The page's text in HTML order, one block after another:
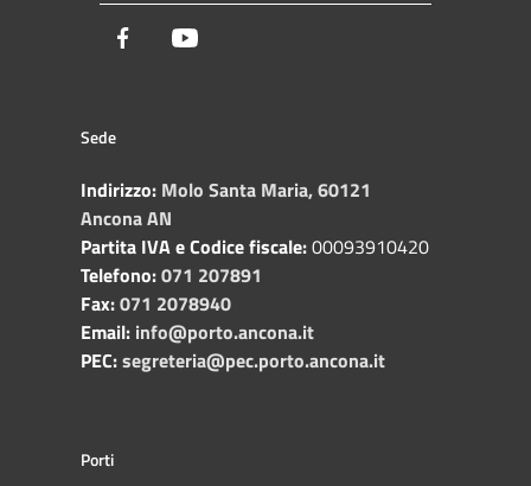
Facebook
Sede
Indirizzo: Molo Santa Maria, 60121
Ancona AN
Partita IVA e Codice fiscale:00093910420
Telefono:071 207891
Fax:071 2078940
Email: info@porto.ancona.it
PEC:segreteria@pec.porto.ancona.it
Porti